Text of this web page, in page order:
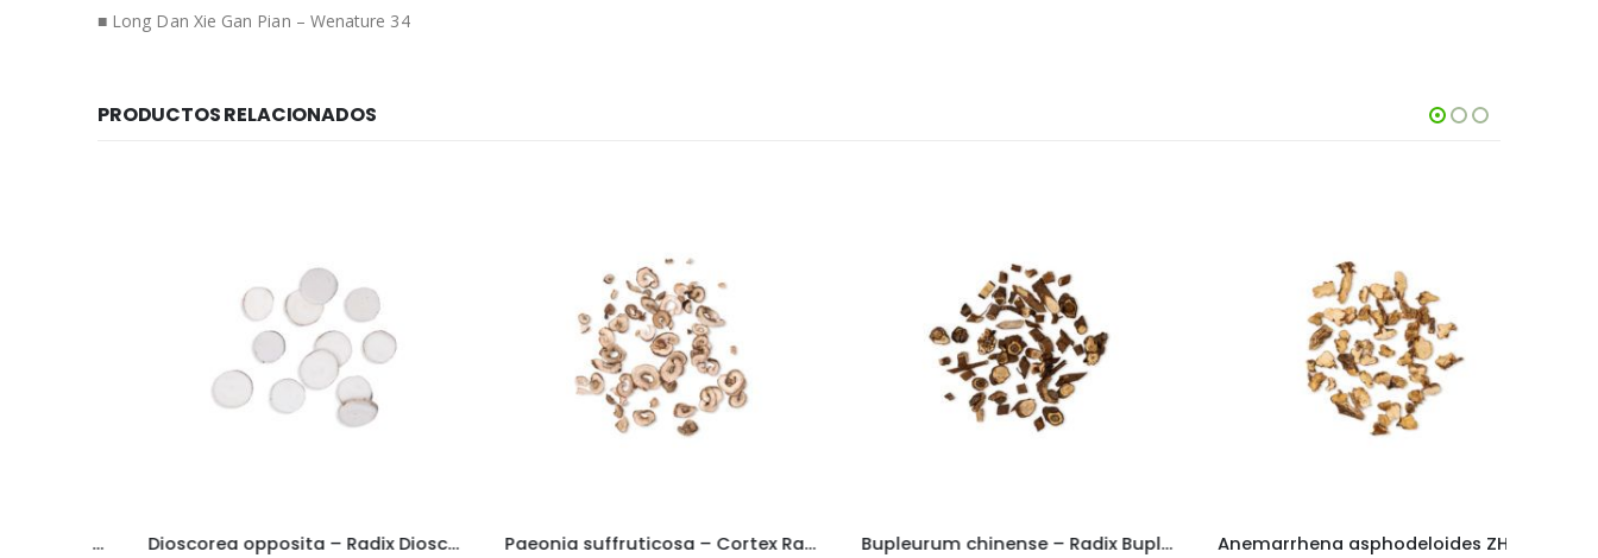
■ Long Dan Xie Gan Pian – Wenature 34
PRODUCTOS RELACIONADOS
Dioscorea opposita – Radix Dioscoreae Oppositae SHAN YAO Paeonia suffruticosa – Cortex Radicis Moutan – MU DAN PI Bupleurum chinense – Radix Bupleuri – CHAI HU Anemarrhena asphodeloides ZHI MU Radix Anemarrhenae